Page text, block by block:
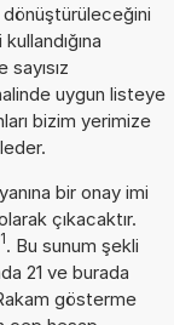
sayısız
uygun listeye
bizim yerimize
bir onay imi
çıkacaktır.
. Bu sunum şekli
21 ve burada
gösterme